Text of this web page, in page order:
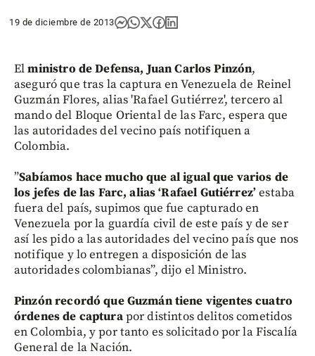
19 de diciembre de 2013
Elministro de Defensa, Juan Carlos Pinzón,
aseguró que tras la captura en Venezuela de Reinel
Guzmán Flores, alias 'Rafael Gutiérrez', tercero al
mando del Bloque Oriental de las Farc, espera que
las autoridades del vecino país notifiquen a
Colombia.
”Sabíamos hace mucho que al igual que varios de
los jefes de las Farc, alias ‘Rafael Gutiérrez’estaba
fuera del país, supimos que fue capturado en
Venezuela por la guardía civil de este país y de ser
así les pido a las autoridades del vecino país que nos
notifique y lo entregen a disposición de las
autoridades colombianas”, dijo el Ministro.
Pinzón recordó que Guzmán tiene vigentes cuatro
órdenes de capturapor distintos delitos cometidos
en Colombia, y por tanto es solicitado por la Fiscalía
General de la Nación.